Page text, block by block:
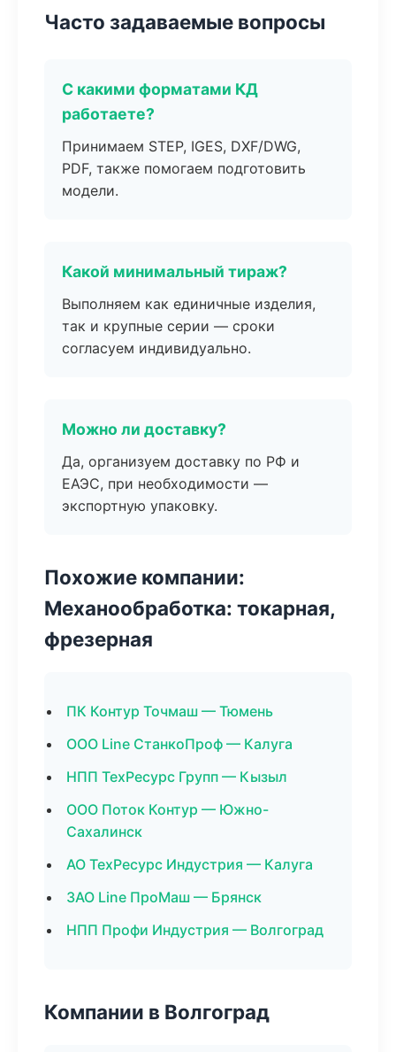
Часто задаваемые вопросы
С какими форматами КД
работаете?
Принимаем STEP, IGES, DXF/DWG,
PDF, также помогаем подготовить
модели.
Какой минимальный тираж?
Выполняем как единичные изделия,
так и крупные серии — сроки
согласуем индивидуально.
Можно ли доставку?
Да, организуем доставку по РФ и
ЕАЭС, при необходимости —
экспортную упаковку.
Похожие компании:
Механообработка: токарная,
фрезерная
ПК Контур Точмаш — Тюмень
ООО Line СтанкоПроф — Калуга
НПП ТехРесурс Групп — Кызыл
ООО Поток Контур — Южно-
Сахалинск
АО ТехРесурс Индустрия — Калуга
ЗАО Line ПроМаш — Брянск
НПП Профи Индустрия — Волгоград
Компании в Волгоград